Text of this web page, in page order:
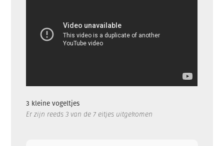
3 kleine vogeltjes
Er zijn reeds 3 van de 7 eitjes uitgekomen